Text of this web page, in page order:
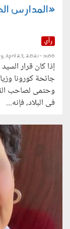
«المدارس
رأي
April 27, 2021 - 14:00
إذا كان قرار
جائحة كورونا
وحتمى لصاحب
فى البلاد، فإنه...